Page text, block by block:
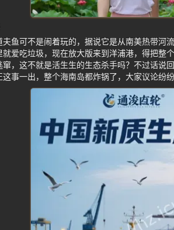
鱼可不是闹着玩的，据说它是从南美热带河
爱吃垃圾，现在放大版来到洋浦港，得把整
，这不就是活生生的生态杀手吗？不过话说
事一出，整个海南岛都炸锅了，大家议论纷